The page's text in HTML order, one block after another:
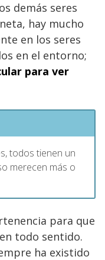
demás seres
hay mucho
en los seres
en el entorno;
para ver
todos tienen un
merecen más o
para que
todo sentido.
ha existido